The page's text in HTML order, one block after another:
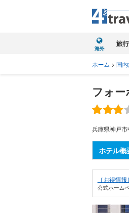
海外
旅
ホーム > 国
フォ
兵庫県神戸
ホテル概
［お得情
公式ホーム